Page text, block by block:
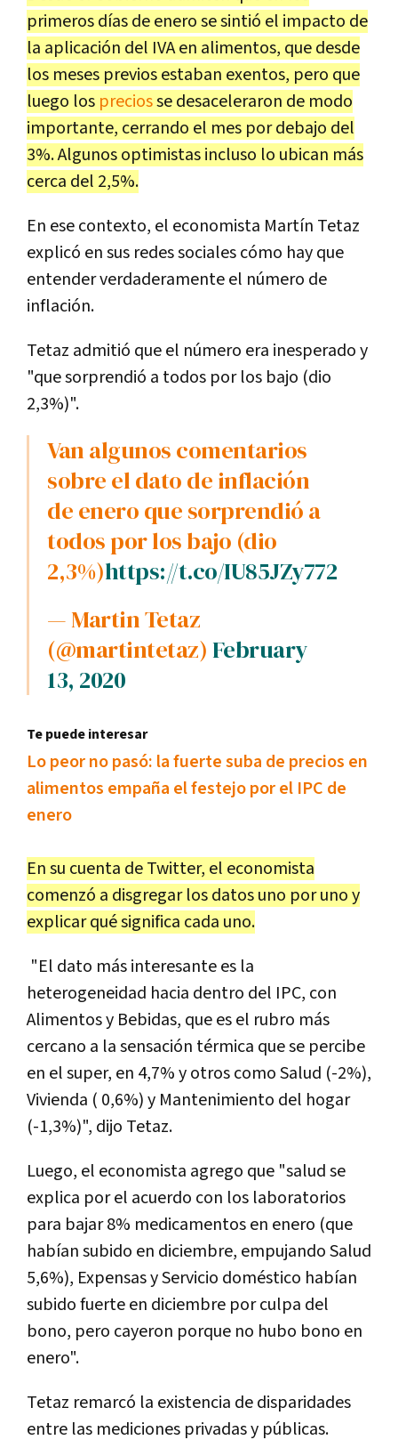
primeros días de enero se sintió el impacto de
la aplicación del IVA en alimentos, que desde
los meses previos estaban exentos, pero que
luego los preciosse desaceleraron de modo
importante, cerrando el mes por debajo del
3%. Algunos optimistas incluso lo ubican más
cerca del 2,5%.
En ese contexto, el economista Martín Tetaz
explicó en sus redes sociales cómo hay que
entender verdaderamente el número de
inflación.
Tetaz admitió que el número era inesperado y
"que sorprendió a todos por los bajo (dio
2,3%)".
Van algunos comentarios
sobre el dato de inflación
de enero que sorprendió a
todos por los bajo (dio
2,3%)https://t.co/IU85JZy772
— Martin Tetaz
(@martintetaz)February
13, 2020
Te puede interesar
Lo peor no pasó: la fuerte suba de precios en
alimentos empaña el festejo por el IPC de
enero
En su cuenta de Twitter, el economista
comenzó a disgregar los datos uno por uno y
explicar qué significa cada uno.
"El dato más interesante es la
heterogeneidad hacia dentro del IPC, con
Alimentos y Bebidas, que es el rubro más
cercano a la sensación térmica que se percibe
en el super, en 4,7% y otros como Salud (-2%),
Vivienda ( 0,6%) y Mantenimiento del hogar
(-1,3%)", dijo Tetaz.
Luego, el economista agrego que "salud se
explica por el acuerdo con los laboratorios
para bajar 8% medicamentos en enero (que
habían subido en diciembre, empujando Salud
5,6%), Expensas y Servicio doméstico habían
subido fuerte en diciembre por culpa del
bono, pero cayeron porque no hubo bono en
enero".
Tetaz remarcó la existencia de disparidades
entre las mediciones privadas y públicas.